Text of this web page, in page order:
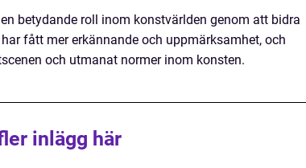
betydande roll inom konstvärlden genom att bidra
fått mer erkännande och uppmärksamhet, och
och utmanat normer inom konsten.
inlägg här